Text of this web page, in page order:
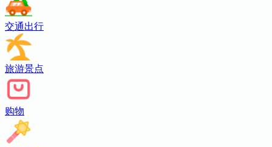
交通出行
旅游景点
购物